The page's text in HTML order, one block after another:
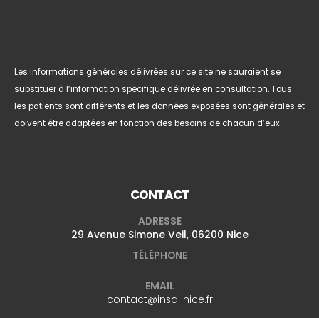
Les informations générales délivrées sur ce site ne sauraient se
substituer à l’information spécifique délivrée en consultation. Tous
les patients sont différents et les données exposées sont générales et
doivent être adaptées en fonction des besoins de chacun d’eux.
CONTACT
ADRESSE
29 Avenue Simone Veil, 06200 Nice
TÉLÉPHONE
EMAIL
contact@insa-nice.fr